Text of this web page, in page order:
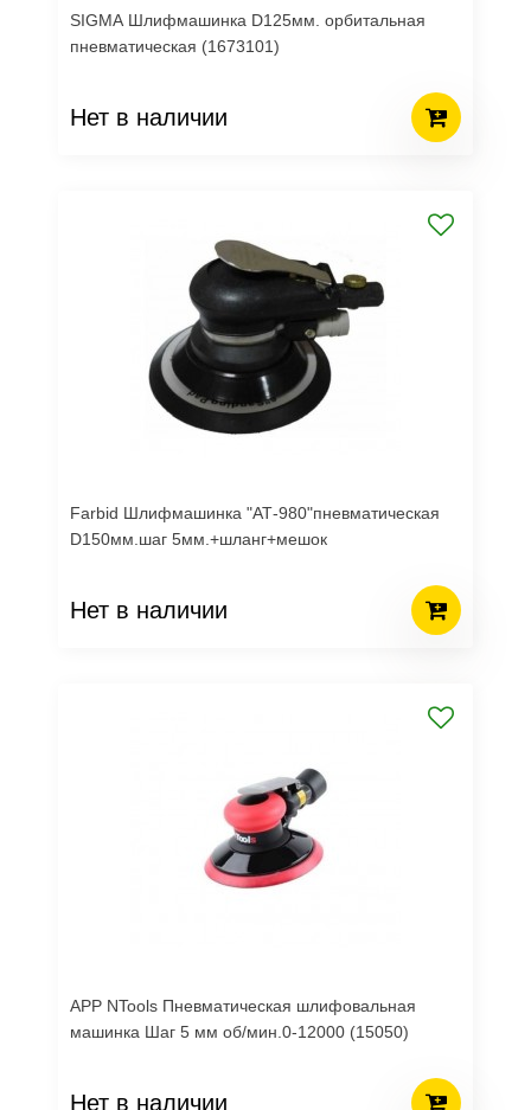
SIGMA Шлифмашинка D125мм. орбитальная
пневматическая (1673101)
Нет в наличии
Farbid Шлифмашинка "АТ-980"пневматическая
D150мм.шаг 5мм.+шланг+мешок
Нет в наличии
APP NTools Пневматическая шлифовальная
машинка Шаг 5 мм об/мин.0-12000 (15050)
Нет в наличии